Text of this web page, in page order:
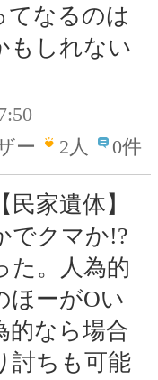
てなるのは
もしれない
ー
2人 0件
家遺体】
でクマか!?
た。人為的
ほーがOい
的なら場合
討ちも可能